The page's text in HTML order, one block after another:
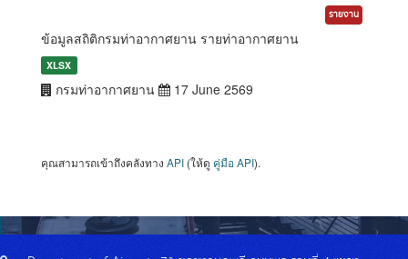
รายงาน
ข้อมูลสถิติกรมท่าอากาศยาน รายท่าอากาศยาน
XLSX
กรมท่าอากาศยาน 17 June 2569
คุณสามารถเข้าถึงคลังทาง API (ให้ดู คู่มือ API).